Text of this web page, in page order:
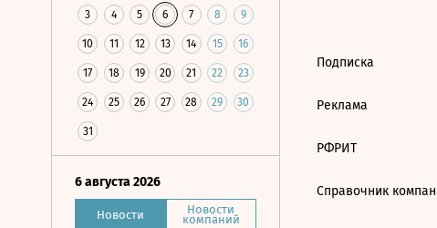
3 4 5 6 7 8 9
10 11 12 13 14 15 16
17 18 19 20 21 22 23
24 25 26 27 28 29 30
31
6 августа 2026
Новости Новости
компаний
Подписка
Реклама
РФРИТ
Справочник